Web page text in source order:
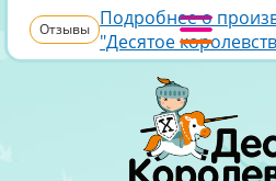
Отзывы Подробнее о
"Десятое